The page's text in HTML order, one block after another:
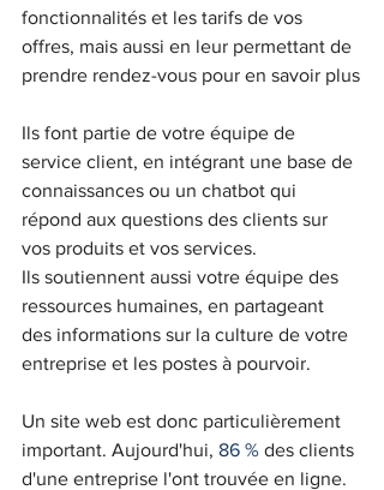
fonctionnalités et les tarifs de vos
offres, mais aussi en leur permettant de
prendre rendez-vous pour en savoir plus
Ils font partie de votre équipe de
service client, en intégrant une base de
connaissances ou un chatbot qui
répond aux questions des clients sur
vos produits et vos services.
Ils soutiennent aussi votre équipe des
ressources humaines, en partageant
des informations sur la culture de votre
entreprise et les postes à pourvoir.
Un site web est donc particulièrement
important. Aujourd'hui, 86 % des clients
d'une entreprise l'ont trouvée en ligne.